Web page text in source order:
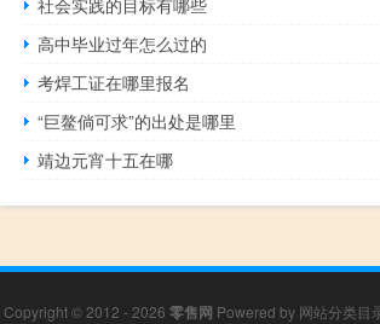
高中毕业过年怎么过的
考焊工证在哪里报名
“巨鳌倘可求”的出处是哪里
靖边元宵十五在哪
Copyright © 2012 - 2026 零售网 Powered by 网站分类目